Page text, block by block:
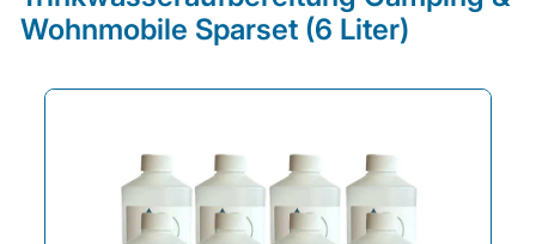
-
s
Wohnmobile Sparset (6 Liter)